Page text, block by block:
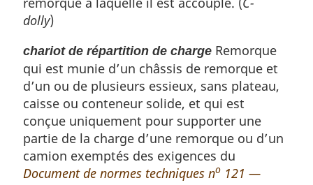
dolly)
chariot de répartition de charge Remorque
qui est munie d’un châssis de remorque et
d’un ou de plusieurs essieux, sans plateau,
caisse ou conteneur solide, et qui est
conçue uniquement pour supporter une
partie de la charge d’une remorque ou d’un
camion exemptés des exigences du
Document de normes techniques no 121 —